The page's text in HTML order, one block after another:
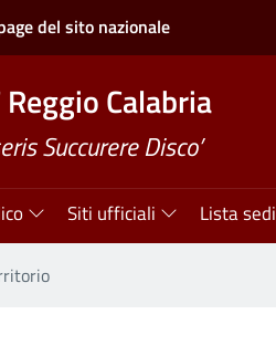
del sito nazionale
Calabria
Succurere Disco’
Siti ufficiali Lista sedi